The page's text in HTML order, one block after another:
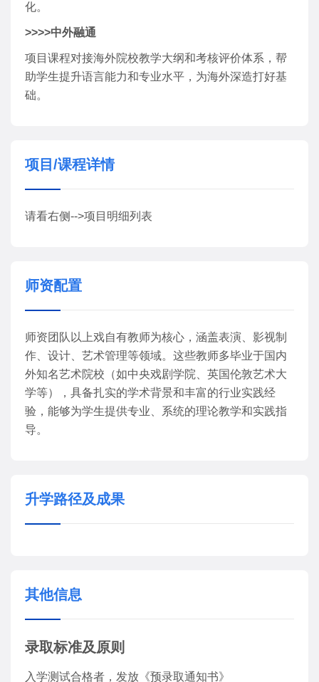
化。
>>>>中外融通
项目课程对接海外院校教学大纲和考核评价体系，帮
助学生提升语言能力和专业水平，为海外深造打好基
础。
项目/课程详情
请看右侧-->项目明细列表
师资配置
师资团队以上戏自有教师为核心，涵盖表演、影视制
作、设计、艺术管理等领域。这些教师多毕业于国内
外知名艺术院校（如中央戏剧学院、英国伦敦艺术大
学等），具备扎实的学术背景和丰富的行业实践经
验，能够为学生提供专业、系统的理论教学和实践指
导。
升学路径及成果
其他信息
录取标准及原则
入学测试合格者，发放《预录取通知书》